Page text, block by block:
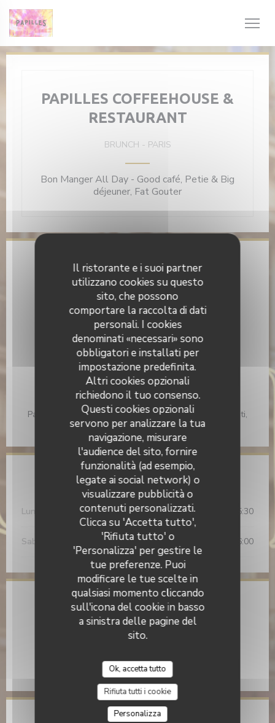
Personalizzazione delle tue scelte sui cookie
Il ristorante e i suoi partner
utilizzano cookies su questo
sito, che possono
comportare la raccolta di dati
personali. I cookies
denominati «necessari» sono
obbligatori e installati per
impostazione predefinita.
Altri cookies opzionali
richiedono il tuo consenso.
Questi cookies opzionali
servono per analizzare la tua
navigazione, misurare
l'audience del sito, fornire
funzionalità (ad esempio,
legate ai social network) o
visualizzare pubblicità o
contenuti personalizzati.
Clicca su 'Accetta tutto',
'Rifiuta tutto' o
'Personalizza' per gestire le
tue preferenze. Puoi
modificare le tue scelte in
qualsiasi momento cliccando
sull'icona del cookie in basso
a sinistra delle pagine del
sito.
Ok, accetta tutto
Rifiuta tutti i cookie
Personalizza
PAPILLES COFFEEHOUSE &
RESTAURANT
BRUNCH - PARIS
Bon Manger All Day - Good café, Petie & Big
déjeuner, Fat Gouter
Informazioni pratiche
Cucina
Fatto in casa
Tipologia
Brunch, Coffee shop
Servizi
Privatizzazione, Terrazzo, Connessione wifi
Metodo di pagamento
Pagamento mobile, Senza contatto, Apple Pay, Contanti,
Visa, American Express, Bancomat
Orari
Lun 08:30 - 15:30
Sab 09:00 - 16:00
Indirizzo
77 rue de Rochechouart 75009 Paris
Facebook ((apre una nuova
Instagram ((apre una nuova